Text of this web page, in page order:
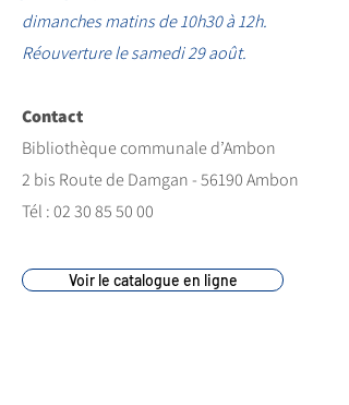
dimanches matins de 10h30 à 12h.
Réouverture le samedi 29 août.
Contact
Bibliothèque communale d’Ambon
2 bis Route de Damgan - 56190 Ambon
Tél : 02 30 85 50 00
Voir le catalogue en ligne